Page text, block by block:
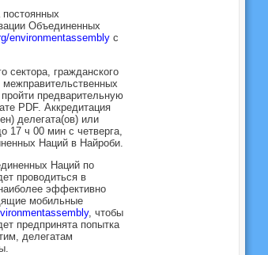
Объединенных
environmentassemblyс
сектора, гражданского
предварительную
PDF. Аккредитация
делегата(ов) или
17 ч 00 мин с четверга,
Наций в Найроби.
Наций по
проводиться в
эффективно
мобильные
, чтобы
предпринята попытка
делегатам